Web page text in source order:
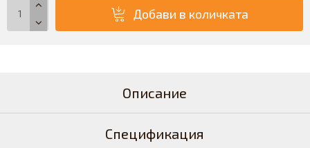
Добави в количката
Описание
Спецификация